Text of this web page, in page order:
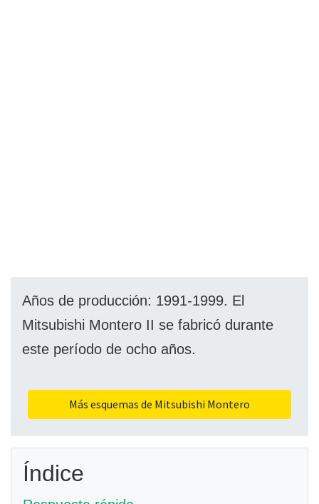
Años de producción: 1991-1999. El
Mitsubishi Montero II se fabricó durante
este período de ocho años.
Más esquemas de Mitsubishi Montero
Índice